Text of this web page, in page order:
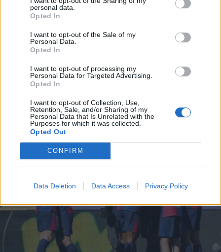
personal data.
Opted In
I want to opt-out of the Sale of my
Personal Data.
Opted In
I want to opt-out of processing my
Personal Data for Targeted Advertising.
Opted In
I want to opt-out of Collection, Use,
Retention, Sale, and/or Sharing of my
Personal Data that Is Unrelated with the
Purposes for which it was collected.
Opted Out
CONFIRM
Data Deletion Data Access Privacy Policy
ΑΘΛΗΤΙΚΑ ΝΕΑ
Παναθηναϊκός, μεταγραφές: Νέα
Μαρσέιγ αρνήθηκε την πρόταση
Αποδέχομαι τους
και την πολιτική απορρήτου
X